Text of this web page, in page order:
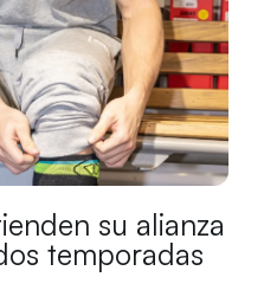
su alianza
temporadas